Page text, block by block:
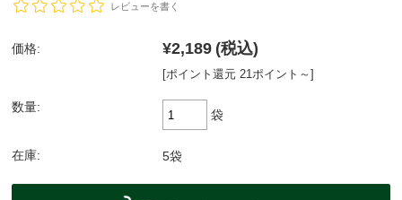
レビューを書く
価格: ¥2,189 (税込)
[ポイント還元 21ポイント～]
数量:
袋
在庫: 5袋